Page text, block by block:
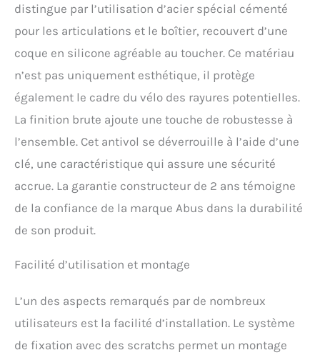
toute sécurité Design
attractif : le revêtement bi-
convainc par son aspect et
protège efficacement
peinture, comme par
exemple les rayures sur le
vélo Antivol fiable pour les
vélos de qualité : Bordo Big
6000/120 - longueur 120
cm, poids 1420 g, avec
pochette pour antivol (ST)
et 2 clés Poche pour
sur le support de la
être retiré du support par le
bonne qualité pour une
excellente protection
distingue par l’utilisation d’acier spécial cémenté
pour les articulations et le boîtier, recouvert d’une
coque en silicone agréable au toucher. Ce matériau
n’est pas uniquement esthétique, il protège
également le cadre du vélo des rayures potentielles.
La finition brute ajoute une touche de robustesse à
l’ensemble. Cet antivol se déverrouille à l’aide d’une
clé, une caractéristique qui assure une sécurité
accrue. La garantie constructeur de 2 ans témoigne
de la confiance de la marque Abus dans la durabilité
de son produit.
Facilité d’utilisation et montage
L’un des aspects remarqués par de nombreux
utilisateurs est la facilité d’installation. Le système
de fixation avec des scratchs permet un montage